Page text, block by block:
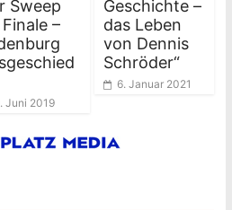
Sweep
–
Juni 2019
Geschichte –
das Leben
von Dennis
Schröder“
6. Januar 2021